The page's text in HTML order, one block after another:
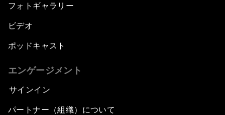
フォトギャラリー
ビデオ
ポッドキャスト
エンゲージメント
サインイン
パートナー（組織）について